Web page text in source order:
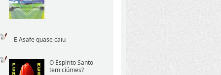
E Asafe quase caiu
O Espírito Santo
tem ciúmes?